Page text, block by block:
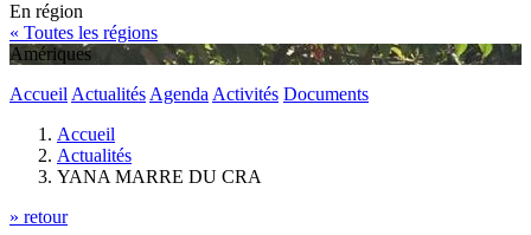
En région
« Toutes les régions
Amériques
Accueil Actualités Agenda Activités Documents
Accueil
Actualités
YANA MARRE DU CRA
» retour